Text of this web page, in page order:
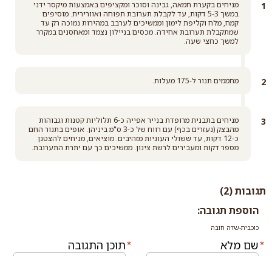
קרא עוד
מניחים בקערת חמאה, גבינה וסוכר ומקציפים באמצעות מיקסר ידני
במשך 5-3 דקות, עד לקבלת תערובת תפוחה ואוורירית. מוסיפים
קמח, מלח וקליפת לימון וממשיכים לערבב במהירות נמוכה רק עד
שמתקבלת תערובת אחידה. מכסים בניילון נצמד ומאחסנים במקרר
למשך כחצי שעה.
מחממים תנור ל-175 מעלות.
מניחים בתבנית מרופדת בנייר אפייה כ-6 תלוליות קטנות וגבוהות
מהבצק (נעזרים בכף) עם רווח של כ-3 ס"מ ביניהן. אופים בתנור החם
כ-12 דקות, עד ששולי העוגיות מזהיבים. מוציאים, מניחים להצטנן
מספר דקות ומעבירים לרשת צינון. ממשיכים כך עם יתרת התערובת.
תגובות (2)
הוספת תגובה:
כוכבית-שדה חובה
שם מלא תוכן התגובה